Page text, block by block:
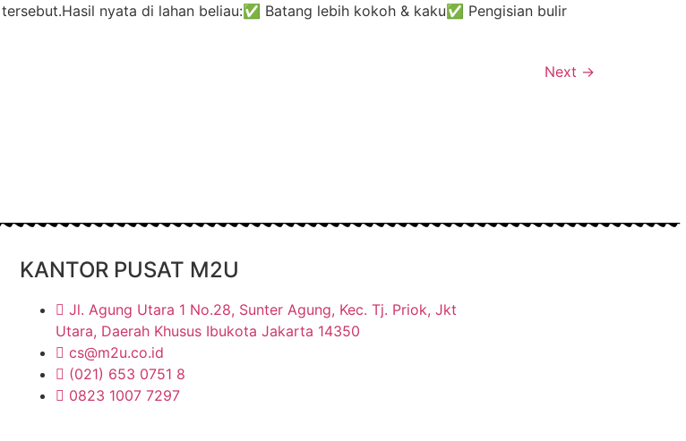
nyata di lahan beliau:✅ Batang lebih kokoh & kaku✅ Pengisian bulir
Next →
KANTOR PUSAT M2U
Jl. Agung Utara 1 No.28, Sunter Agung, Kec. Tj. Priok, Jkt
Utara, Daerah Khusus Ibukota Jakarta 14350
cs@m2u.co.id
(021) 653 0751 8
0823 1007 7297